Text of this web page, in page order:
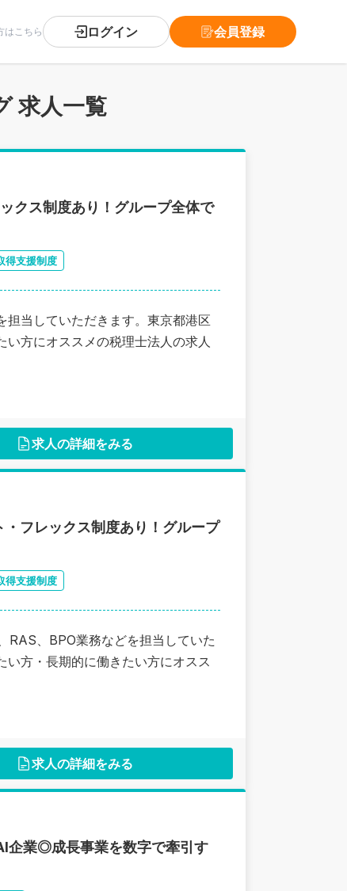
はこちら ログイン 会員登録
求人一覧
クス制度あり！グループ全体で
得支援制度
当していただきます。東京都港区
方にオススメの税理士法人の求人
求人の詳細をみる
・フレックス制度あり！グループ
得支援制度
RAS、BPO業務などを担当していた
方・長期的に働きたい方にオスス
求人の詳細をみる
企業◎成長事業を数字で牽引す